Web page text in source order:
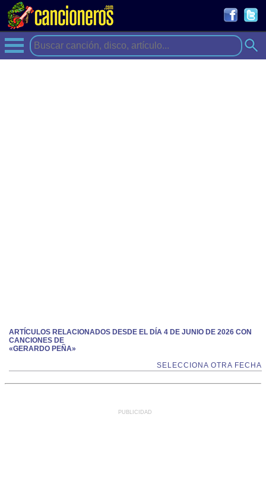
ARTÍCULOS RELACIONADOS DESDE EL DÍA 4 DE JUNIO DE 2026 CON
CANCIONES DE
«GERARDO PEÑA»
SELECCIONA OTRA FECHA
PUBLICIDAD